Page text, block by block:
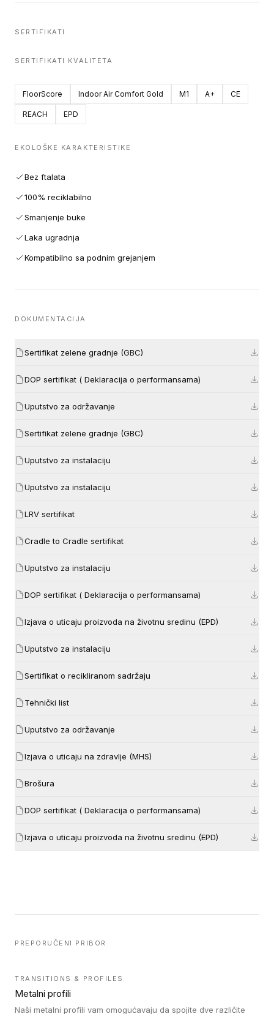
SERTIFIKATI
SERTIFIKATI KVALITETA
FloorScore Indoor Air Comfort Gold M1 A+ CE
REACH EPD
EKOLOŠKE KARAKTERISTIKE
Bez ftalata
100% reciklabilno
Smanjenje buke
Laka ugradnja
Kompatibilno sa podnim grejanjem
DOKUMENTACIJA
Sertifikat zelene gradnje (GBC)
DOP sertifikat ( Deklaracija o performansama)
Uputstvo za održavanje
Sertifikat zelene gradnje (GBC)
Uputstvo za instalaciju
Uputstvo za instalaciju
LRV sertifikat
Cradle to Cradle sertifikat
Uputstvo za instalaciju
DOP sertifikat ( Deklaracija o performansama)
Izjava o uticaju proizvoda na životnu sredinu (EPD)
Uputstvo za instalaciju
Sertifikat o recikliranom sadržaju
Tehnički list
Uputstvo za održavanje
Izjava o uticaju na zdravlje (MHS)
Brošura
DOP sertifikat ( Deklaracija o performansama)
Izjava o uticaju proizvoda na životnu sredinu (EPD)
PREPORUČENI PRIBOR
TRANSITIONS & PROFILES
Metalni profili
Naši metalni profili vam omogućavaju da spojite dve različite